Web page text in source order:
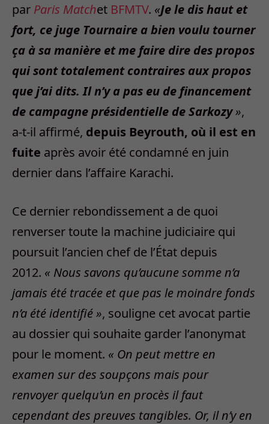
par Paris Matchet BFMTV. «Je le dis haut et
fort, ce juge Tournaire a bien voulu tourner
ça à sa manière et me faire dire des propos
qui sont totalement contraires aux propos
que j’ai dits. Il n’y a pas eu de financement
de campagne présidentielle de Sar­kozy»,
a-t-il affirmé, depuis Beyrouth, où il est en
fuite après avoir été condamné en juin
dernier dans l’affaire Karachi.
Ce dernier rebondissement a de quoi
renverser toute la machine judiciaire qui
poursuit l’ancien chef de l’État depuis
2012. « Nous savons qu’aucune somme n’a
jamais été tracée et que pas le moindre fonds
n’a été identifié », souligne cet avocat partie
au dossier qui souhaite garder l’anonymat
pour le moment. « On peut mettre en
examen sur des soupçons mais pour
renvoyer quelqu’un en procès il faut
cependant des preuves tangibles. Or, il n’y en